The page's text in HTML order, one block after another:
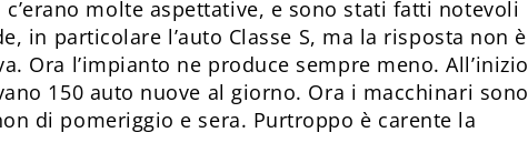
molte aspettative, e sono stati fatti notevoli
in particolare l’auto Classe S, ma la risposta non è
Ora l’impianto ne produce sempre meno. All’inizio
150 auto nuove al giorno. Ora i macchinari sono
di pomeriggio e sera. Purtroppo è carente la